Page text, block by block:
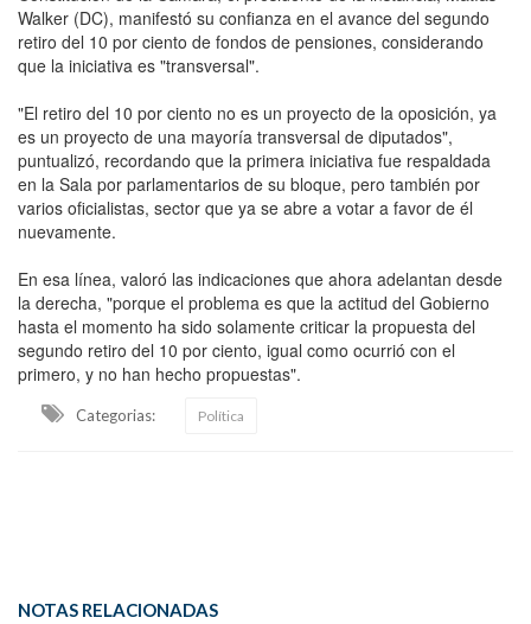
Walker (DC), manifestó su confianza en el avance del segundo
retiro del 10 por ciento de fondos de pensiones, considerando
que la iniciativa es "transversal".
"El retiro del 10 por ciento no es un proyecto de la oposición, ya
es un proyecto de una mayoría transversal de diputados",
puntualizó, recordando que la primera iniciativa fue respaldada
en la Sala por parlamentarios de su bloque, pero también por
varios oficialistas, sector que ya se abre a votar a favor de él
nuevamente.
En esa línea, valoró las indicaciones que ahora adelantan desde
la derecha, "porque el problema es que la actitud del Gobierno
hasta el momento ha sido solamente criticar la propuesta del
segundo retiro del 10 por ciento, igual como ocurrió con el
primero, y no han hecho propuestas".
Categorias: Política
NOTAS RELACIONADAS